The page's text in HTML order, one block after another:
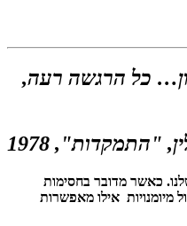
כל הרגשה רעה,
"התמקדות", 1978
כאשר מדובר בחסימות
מיומנויות אילו מאפשרות